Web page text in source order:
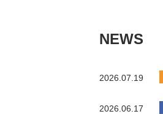
NEWS
2026.07.19
2026.06.17